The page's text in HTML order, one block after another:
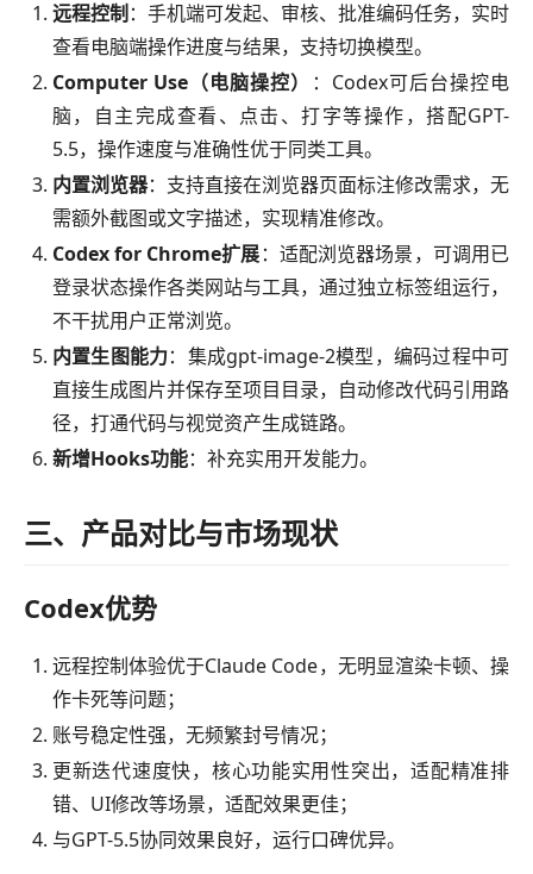
远程控制 ：手机端可发起、审核、批准编码任务，实时
查看电脑端操作进度与结果，支持切换模型。
Computer Use（电脑操控）
：Codex可后台操控电
脑，自主完成查看、点击、打字等操作，搭配GPT-
5.5，操作速度与准确性优于同类工具。
内置浏览器：支持直接在浏览器页面标注修改需求，无
需额外截图或文字描述，实现精准修改。
Codex for Chrome扩展：适配浏览器场景，可调用已
登录状态操作各类网站与工具，通过独立标签组运行，
不干扰用户正常浏览。
内置生图能力：集成gpt-image-2模型，编码过程中可
直接生成图片并保存至项目目录，自动修改代码引用路
径，打通代码与视觉资产生成链路。
新增Hooks功能：补充实用开发能力。
三、产品对比与市场现状
Codex优势
远程控制体验优于Claude Code，无明显渲染卡顿、操
作卡死等问题；
账号稳定性强，无频繁封号情况；
更新迭代速度快，核心功能实用性突出，适配精准排
错、UI修改等场景，适配效果更佳；
与GPT-5.5协同效果良好，运行口碑优异。